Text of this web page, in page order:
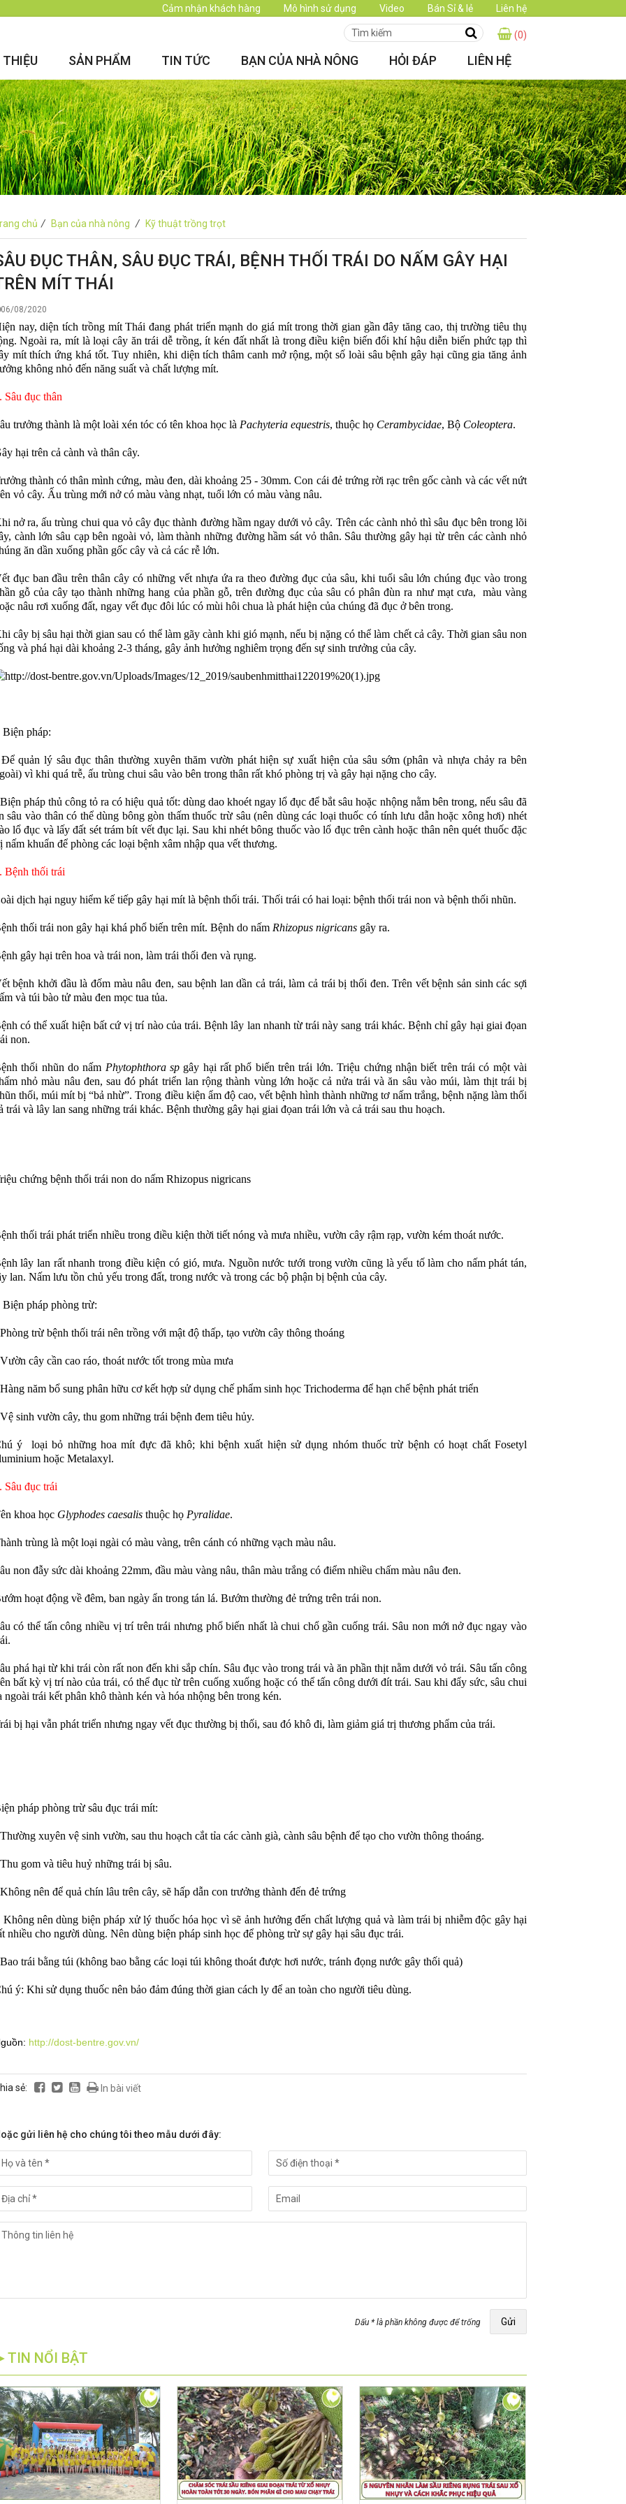
Cảm nhận khách hàng Mô hình sử dụng Video Bán Sỉ & lẻ Liên hệ
(0)
THIỆU SẢN PHẨM TIN TỨC BẠN CỦA NHÀ NÔNG HỎI ĐÁP LIÊN HỆ
chủ / Bạn của nhà nông / Kỹ thuật trồng trọt
ĐỤC THÂN, SÂU ĐỤC TRÁI, BỆNH THỐI TRÁI DO NẤM GÂY HẠI
MÍT THÁI
06/08/2020
nay, diện tích trồng mít Thái đang phát triển mạnh do giá mít trong thời gian gần đây tăng cao, thị trường tiêu thụ
Ngoài ra, mít là loại cây ăn trái dễ trồng, ít kén đất nhất là trong điều kiện biến đổi khí hậu diễn biến phức tạp thì
mít thích ứng khá tốt. Tuy nhiên, khi diện tích thâm canh mở rộng, một số loài sâu bệnh gây hại cũng gia tăng ảnh
không nhỏ đến năng suất và chất lượng mít.
Sâu đục thân
trưởng thành là một loài xén tóc có tên khoa học là Pachyteria equestris, thuộc họ Cerambycidae, Bộ Coleoptera.
hại trên cả cành và thân cây.
thành có thân mình cứng, màu đen, dài khoảng 25 - 30mm. Con cái đẻ trứng rời rạc trên gốc cành và các vết nứt
vỏ cây. Ấu trùng mới nở có màu vàng nhạt, tuổi lớn có màu vàng nâu.
nở ra, ấu trùng chui qua vỏ cây đục thành đường hầm ngay dưới vỏ cây. Trên các cành nhỏ thì sâu đục bên trong lõi
cành lớn sâu cạp bên ngoài vỏ, làm thành những đường hầm sát vỏ thân. Sâu thường gây hại từ trên các cành nhỏ
ăn dần xuống phần gốc cây và cả các rễ lớn.
đục ban đầu trên thân cây có những vết nhựa ứa ra theo đường đục của sâu, khi tuổi sâu lớn chúng đục vào trong
gỗ của cây tạo thành những hang của phần gỗ, trên đường đục của sâu có phân đùn ra như mạt cưa, màu vàng
nâu rơi xuống đất, ngay vết đục đôi lúc có mùi hôi chua là phát hiện của chúng đã đục ở bên trong.
cây bị sâu hại thời gian sau có thể làm gãy cành khi gió mạnh, nếu bị nặng có thể làm chết cả cây. Thời gian sâu non
và phá hại dài khoảng 2-3 tháng, gây ảnh hưởng nghiêm trọng đến sự sinh trưởng của cây.
Biện pháp:
quản lý sâu đục thân thường xuyên thăm vườn phát hiện sự xuất hiện của sâu sớm (phân và nhựa chảy ra bên
vì khi quá trễ, ấu trùng chui sâu vào bên trong thân rất khó phòng trị và gây hại nặng cho cây.
pháp thủ công tỏ ra có hiệu quả tốt: dùng dao khoét ngay lổ đục để bắt sâu hoặc nhộng nằm bên trong, nếu sâu đã
sâu vào thân có thể dùng bông gòn thấm thuốc trừ sâu (nên dùng các loại thuốc có tính lưu dẫn hoặc xông hơi) nhét
lổ đục và lấy đất sét trám bít vết đục lại. Sau khi nhét bông thuốc vào lổ đục trên cành hoặc thân nên quét thuốc đặc
nấm khuẩn để phòng các loại bệnh xâm nhập qua vết thương.
Bệnh thối trái
dịch hại nguy hiểm kế tiếp gây hại mít là bệnh thối trái. Thối trái có hai loại: bệnh thối trái non và bệnh thối nhũn.
thối trái non gây hại khá phổ biến trên mít. Bệnh do nấm Rhizopus nigricans gây ra.
gây hại trên hoa và trái non, làm trái thối đen và rụng.
bệnh khởi đầu là đốm màu nâu đen, sau bệnh lan dần cả trái, làm cả trái bị thối đen. Trên vết bệnh sản sinh các sợi
và túi bào tử màu đen mọc tua tủa.
có thể xuất hiện bất cứ vị trí nào của trái. Bệnh lây lan nhanh từ trái này sang trái khác. Bệnh chỉ gây hại giai đọan
non.
thối nhũn do nấm Phytophthora sp gây hại rất phổ biến trên trái lớn. Triệu chứng nhận biết trên trái có một vài
nhỏ màu nâu đen, sau đó phát triển lan rộng thành vùng lớn hoặc cả nửa trái và ăn sâu vào múi, làm thịt trái bị
thối, múi mít bị “bả nhừ”. Trong điều kiện ẩm độ cao, vết bệnh hình thành những tơ nấm trắng, bệnh nặng làm thối
trái và lây lan sang những trái khác. Bệnh thường gây hại giai đọan trái lớn và cả trái sau thu hoạch.
chứng bệnh thối trái non do nấm Rhizopus nigricans
thối trái phát triển nhiều trong điều kiện thời tiết nóng và mưa nhiều, vườn cây rậm rạp, vườn kém thoát nước.
lây lan rất nhanh trong điều kiện có gió, mưa. Nguồn nước tưới trong vườn cũng là yếu tố làm cho nấm phát tán,
lan. Nấm lưu tồn chủ yếu trong đất, trong nước và trong các bộ phận bị bệnh của cây.
Biện pháp phòng trừ:
trừ bệnh thối trái nên trồng với mật độ thấp, tạo vườn cây thông thoáng
cây cần cao ráo, thoát nước tốt trong mùa mưa
năm bổ sung phân hữu cơ kết hợp sử dụng chế phẩm sinh học Trichoderma để hạn chế bệnh phát triển
sinh vườn cây, thu gom những trái bệnh đem tiêu hủy.
ý loại bỏ những hoa mít đực đã khô; khi bệnh xuất hiện sử dụng nhóm thuốc trừ bệnh có hoạt chất Fosetyl
hoặc Metalaxyl.
Sâu đục trái
khoa học Glyphodes caesalis thuộc họ Pyralidae.
trùng là một loại ngài có màu vàng, trên cánh có những vạch màu nâu.
non đẫy sức dài khoảng 22mm, đầu màu vàng nâu, thân màu trắng có điểm nhiều chấm màu nâu đen.
hoạt động về đêm, ban ngày ẩn trong tán lá. Bướm thường đẻ trứng trên trái non.
có thể tấn công nhiều vị trí trên trái nhưng phổ biến nhất là chui chổ gần cuống trái. Sâu non mới nở đục ngay vào
phá hại từ khi trái còn rất non đến khi sắp chín. Sâu đục vào trong trái và ăn phần thịt nằm dưới vỏ trái. Sâu tấn công
bất kỳ vị trí nào của trái, có thể đục từ trên cuống xuống hoặc có thể tấn công dưới đít trái. Sau khi đẩy sức, sâu chui
ngoài trái kết phân khô thành kén và hóa nhộng bên trong kén.
bị hại vẫn phát triển nhưng ngay vết đục thường bị thối, sau đó khô đi, làm giảm giá trị thương phẩm của trái.
pháp phòng trừ sâu đục trái mít:
xuyên vệ sinh vườn, sau thu hoạch cắt tỉa các cành già, cành sâu bệnh để tạo cho vườn thông thoáng.
gom và tiêu huỷ những trái bị sâu.
nên để quả chín lâu trên cây, sẽ hấp dẫn con trưởng thành đến đẻ trứng
Không nên dùng biện pháp xử lý thuốc hóa học vì sẽ ảnh hưởng đến chất lượng quả và làm trái bị nhiễm độc gây hại
nhiều cho người dùng. Nên dùng biện pháp sinh học để phòng trừ sự gây hại sâu đục trái.
trái bằng túi (không bao bằng các loại túi không thoát được hơi nước, tránh đọng nước gây thối quả)
ý: Khi sử dụng thuốc nên bảo đảm đúng thời gian cách ly để an toàn cho người tiêu dùng.
http://dost-bentre.gov.vn/
sẻ: In bài viết
gửi liên hệ cho chúng tôi theo mẫu dưới đây:
Dấu * là phần không được để trống Gửi
NỔI BẬT
LÝ CHO CÂY TRỒNG RA NHIỀU
VƯỜN SẦU RIÊNG, CÀ PHÊ, HỒ
sầu riêng từ lúc dứt nhụy đến 30
cực nhanh, xanh gai, tròn hộc, bà con
vững kỹ thuật chăm sóc "đúng và
đây nhé
Sau khi sầu riêng xổ nhụy và đậu trái, nhiều
đổi đột ngột cũng có thể khiến cây bỏ trái.
nghịch vụ, tăng tỷ lệ đậu trái và giúp nhà
vườn chủ động thời điểm thu hoạch.